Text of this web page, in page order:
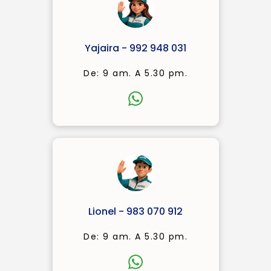
Yajaira - 992 948 031
De: 9 am. A 5.30 pm.
Lionel - 983 070 912
De: 9 am. A 5.30 pm.